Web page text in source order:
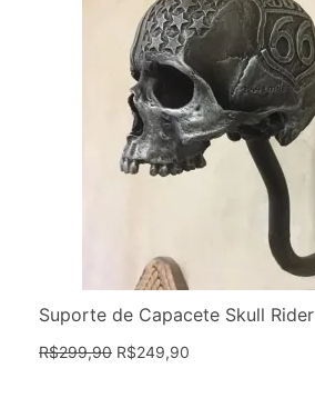
Suporte de Capacete Skull Rider
R$299,90 R$249,90